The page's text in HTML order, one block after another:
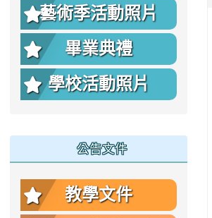
照片
藝術季活動照片
畢業典禮
學校活動照片
公告文件
教學文件